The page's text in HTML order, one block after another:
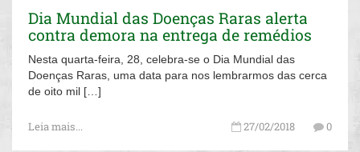
Dia Mundial das Doenças Raras alerta
contra demora na entrega de remédios
Nesta quarta-feira, 28, celebra-se o Dia Mundial das
Doenças Raras, uma data para nos lembrarmos das cerca
de oito mil […]
Leia mais... 27/02/2018 0